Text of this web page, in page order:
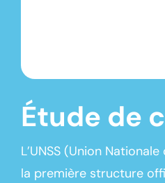
Étude de
L’UNSS (Union
la première structure